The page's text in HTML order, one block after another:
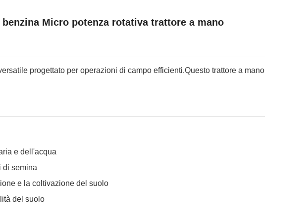
Micro potenza rotativa trattore a mano
progettato per operazioni di campo efficienti.Questo trattore a mano
e dell'acqua
di semina
e la coltivazione del suolo
del suolo